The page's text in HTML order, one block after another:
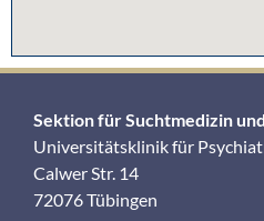
Sektion für Suchtmedizin
Universitätsklinik für
Calwer Str. 14
72076 Tübingen